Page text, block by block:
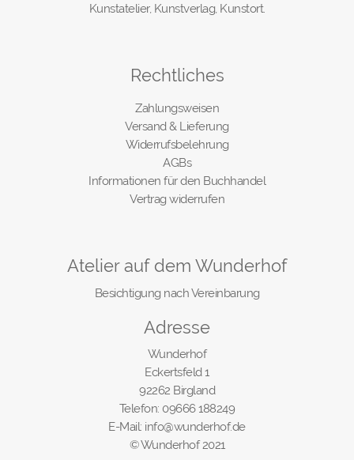
Kunstatelier, Kunstverlag, Kunstort.
Rechtliches
Zahlungsweisen
Versand & Lieferung
Widerrufsbelehrung
AGBs
Informationen für den Buchhandel
Vertrag widerrufen
Atelier auf dem Wunderhof
Besichtigung nach Vereinbarung
Adresse
Wunderhof
Eckertsfeld 1
92262 Birgland
Telefon: 09666 188249
E-Mail: info@wunderhof.de
© Wunderhof 2021